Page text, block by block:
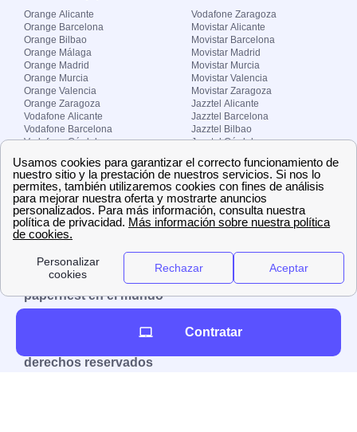
Orange Alicante
Orange Barcelona
Orange Bilbao
Orange Málaga
Orange Madrid
Orange Murcia
Orange Valencia
Orange Zaragoza
Vodafone Alicante
Vodafone Barcelona
Vodafone Córdoba
Vodafone Madrid
Vodafone Murcia
Vodafone Valencia
Vodafone Zaragoza
Movistar Alicante
Movistar Barcelona
Movistar Madrid
Movistar Murcia
Movistar Valencia
Movistar Zaragoza
Jazztel Alicante
Jazztel Barcelona
Jazztel Bilbao
Jazztel Córdoba
Jazztel Málaga
Jazztel Valencia
Jazztel Zaragoza
Sobre Zona-internet.com
¿Quiénes somos?
El grupo papernest
Aviso legal Nuestras ofertas de trabajo
papernest en el mundo
Reino Unido
derechos reservados
Contratar